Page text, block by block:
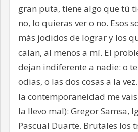
gran puta, tiene algo que tú
no, lo quieras ver o no. Esos
más jodidos de lograr y los
calan, al menos a mí. El
dejan indiferente a nadie: o
odias, o las dos cosas a la
la contemporaneidad me
la llevo mal): Gregor Samsa,
Pascual Duarte. Brutales los